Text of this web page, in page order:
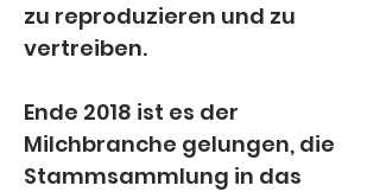
zu reproduzieren und zu
vertreiben.
Ende 2018 ist es der
Milchbranche gelungen, die
Stammsammlung in das